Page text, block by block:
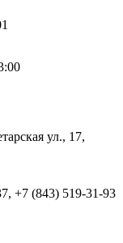
ул., 17,
+7 (843) 519-31-93